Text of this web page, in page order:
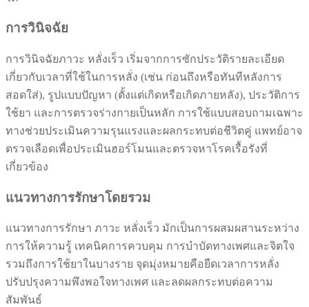
การวินิจฉัย
การวินิจฉัยภาวะ หลั่งเร็ว เริ่มจากการซักประวัติรายละเอียด
เกี่ยวกับเวลาที่ใช้ในการหลั่ง (เช่น ก่อนถึงหรือทันทีหลังการ
สอดใส่), รูปแบบปัญหา (ตั้งแต่เกิดหรือเกิดภายหลัง), ประวัติการ
ใช้ยา และการตรวจร่างกายเป็นหลัก การใช้แบบสอบถามเฉพาะ
ทางช่วยประเมินความรุนแรงและผลกระทบต่อชีวิตคู่ แพทย์อาจ
ตรวจเลือดเพื่อประเมินฮอร์โมนและตรวจหาโรคเรื้อรังที่
เกี่ยวข้อง
แนวทางการรักษาโดยรวม
แนวทางการรักษา ภาวะ หลั่งเร็ว มักเป็นการผสมผสานระหว่าง
การให้ความรู้ เทคนิคการควบคุม การบำบัดทางเพศและจิตใจ
รวมถึงการใช้ยาในบางราย จุดมุ่งหมายคือยืดเวลาการหลั่ง
ปรับปรุงความพึงพอใจทางเพศ และลดผลกระทบต่อความ
สัมพันธ์